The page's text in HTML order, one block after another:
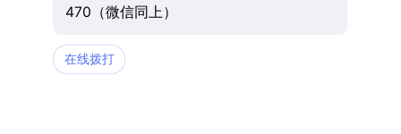
470（微信同上）
在线拨打